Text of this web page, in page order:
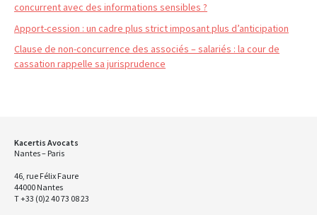
concurrent avec des informations sensibles ?
Apport-cession : un cadre plus strict imposant plus d’anticipation
Clause de non-concurrence des associés – salariés : la cour de
cassation rappelle sa jurisprudence
Kacertis Avocats
Nantes – Paris
46, rue Félix Faure
44000 Nantes
T +33 (0)2 40 73 08 23